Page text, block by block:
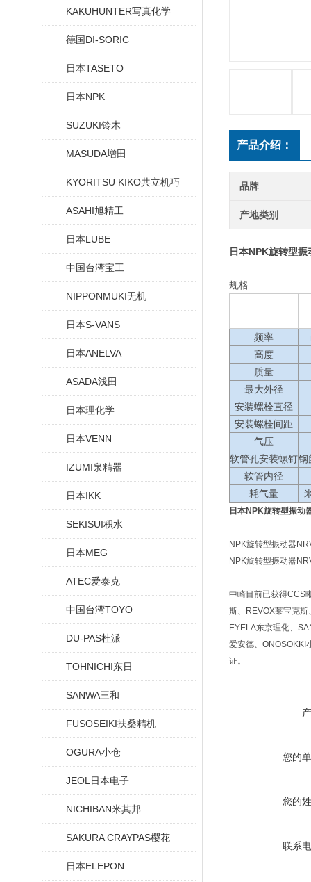
KAKUHUNTER写真化学
德国DI-SORIC
日本TASETO
日本NPK
SUZUKI铃木
MASUDA增田
KYORITSU KIKO共立机巧
ASAHI旭精工
日本LUBE
中国台湾宝工
NIPPONMUKI无机
日本S-VANS
日本ANELVA
ASADA浅田
日本理化学
日本VENN
IZUMI泉精器
日本IKK
SEKISUI积水
日本MEG
ATEC爱泰克
中国台湾TOYO
DU-PAS杜派
TOHNICHI东日
SANWA三和
FUSOSEIKI扶桑精机
OGURA小仓
JEOL日本电子
NICHIBAN米其邦
SAKURA CRAYPAS樱花
日本ELEPON
产品介绍：
品牌
产地类别
日本NPK旋转型振
规格
频率
高度
质量
最大外径
安装螺栓直径
安装螺栓间距
气压
软管孔安装螺钉钢
软管内径
耗气量
日本NPK旋转型振动
NPK旋转型振动器
NPK旋转型振动器
中崎目前已获得CCS
斯、REVOX莱宝克斯
EYELA东京理化、
爱安德、ONOSOKKI
证。
您的
您的
联系